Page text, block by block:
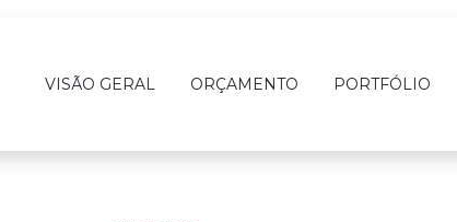
VISÃO GERAL ORÇAMENTO PORTFÓLIO